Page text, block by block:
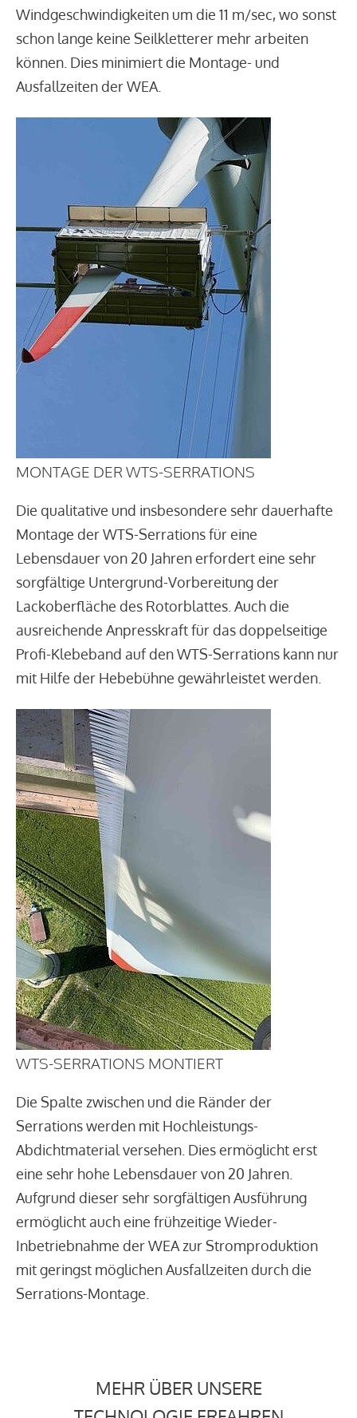
Windgeschwindigkeiten um die 11 m/sec, wo sonst
schon lange keine Seilkletterer mehr arbeiten
können. Dies minimiert die Montage- und
Ausfallzeiten der WEA.
MONTAGE DER WTS-SERRATIONS
Die qualitative und insbesondere sehr dauerhafte
Montage der WTS-Serrations für eine
Lebensdauer von 20 Jahren erfordert eine sehr
sorgfältige Untergrund-Vorbereitung der
Lackoberfläche des Rotorblattes. Auch die
ausreichende Anpresskraft für das doppelseitige
Profi-Klebeband auf den WTS-Serrations kann nur
mit Hilfe der Hebebühne gewährleistet werden.
WTS-SERRATIONS MONTIERT
Die Spalte zwischen und die Ränder der
Serrations werden mit Hochleistungs-
Abdichtmaterial versehen. Dies ermöglicht erst
eine sehr hohe Lebensdauer von 20 Jahren.
Aufgrund dieser sehr sorgfältigen Ausführung
ermöglicht auch eine frühzeitige Wieder-
Inbetriebnahme der WEA zur Stromproduktion
mit geringst möglichen Ausfallzeiten durch die
Serrations-Montage.
MEHR ÜBER UNSERE